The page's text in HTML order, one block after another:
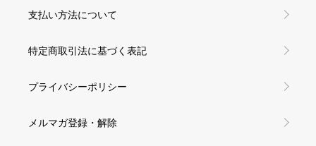
支払い方法について
特定商取引法に基づく表記
プライバシーポリシー
メルマガ登録・解除